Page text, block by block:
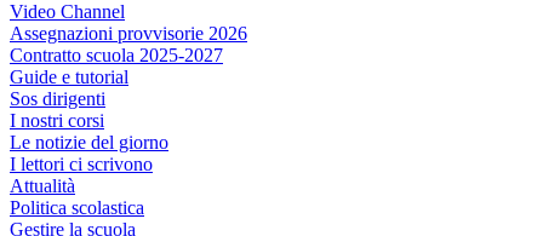
Video Channel
Assegnazioni provvisorie 2026
Contratto scuola 2025-2027
Guide e tutorial
Sos dirigenti
I nostri corsi
Le notizie del giorno
I lettori ci scrivono
Attualità
Politica scolastica
Gestire la scuola